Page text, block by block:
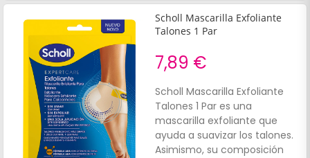
Scholl Mascarilla Exfoliante
Talones 1 Par
7,89 €
Scholl Mascarilla Exfoliante
Talones 1 Par es una
mascarilla exfoliante que
ayuda a suavizar los talones.
Asimismo, su composición